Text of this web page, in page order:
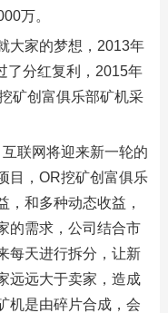
万。
大家的梦想，2013年
了分红复利，2015年
矿创富俱乐部矿机采
联网将迎来新一轮的
目，OR挖矿创富俱乐
，和多种动态收益，
的需求，公司结合市
每天进行拆分，让新
远远大于卖家，造成
机是由碎片合成，会